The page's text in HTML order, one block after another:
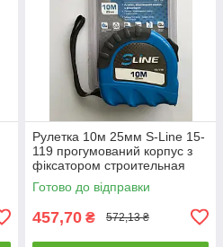
Рулетка 10м 25мм S-Line 15-
119 прогумований корпус з
фіксатором строительная
будівельна
Готово до відправки
457,70 ₴ 572,13 ₴